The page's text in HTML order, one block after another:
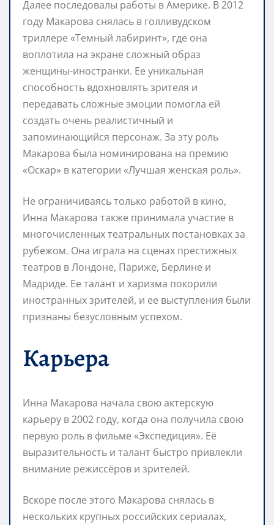
Далее последовалы работы в Америке. В 2012
году Макарова снялась в голливудском
триллере «Темный лабиринт», где она
воплотила на экране сложный образ
женщины-иностранки. Ее уникальная
способность вдохновлять зрителя и
передавать сложные эмоции помогла ей
создать очень реалистичный и
запоминающийся персонаж. За эту роль
Макарова была номинирована на премию
«Оскар» в категории «Лучшая женская роль».
Не ограничиваясь только работой в кино,
Инна Макарова также принимала участие в
многочисленных театральных постановках за
рубежом. Она играла на сценах престижных
театров в Лондоне, Париже, Берлине и
Мадриде. Ее талант и харизма покорили
иностранных зрителей, и ее выступления были
признаны безусловным успехом.
Карьера
Инна Макарова начала свою актерскую
карьеру в 2002 году, когда она получила свою
первую роль в фильме «Экспедиция». Её
выразительность и талант быстро привлекли
внимание режиссёров и зрителей.
Вскоре после этого Макарова снялась в
нескольких крупных российских сериалах,